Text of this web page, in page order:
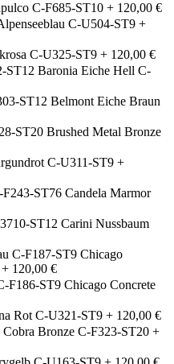
C-F685-ST10 + 120,00 €
C-U504-ST9 +
C-U325-ST9 + 120,00 €
Baronia Eiche Hell C-
Belmont Eiche Braun
Brushed Metal Bronze
C-U311-ST9 +
Candela Marmor
Carini Nussbaum
Chicago
+ 120,00 €
Chicago Concrete
Rot C-U321-ST9 + 120,00 €
Cobra Bronze C-F323-ST20 +